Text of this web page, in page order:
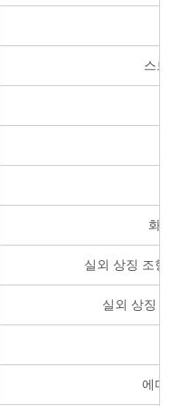
스
화
실외 상징 조
실외 상징
에디